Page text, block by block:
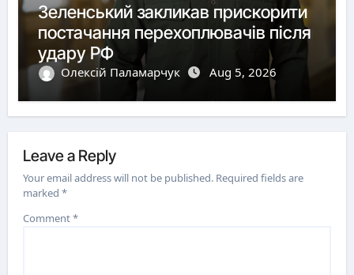
Зеленський закликав прискорити
постачання перехоплювачів після
удару РФ
Олексій Паламарчук Aug 5, 2026
Leave a Reply
Your email address will not be published. Required fields are
marked*
Comment*